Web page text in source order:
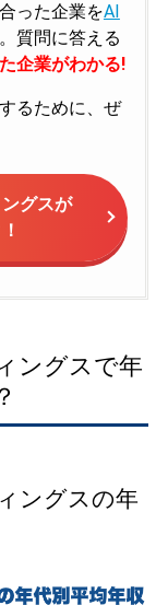
った企業をAI
質問に答える
企業がわかる!
るために、ぜ
グスが
ングスで年
ングスの年